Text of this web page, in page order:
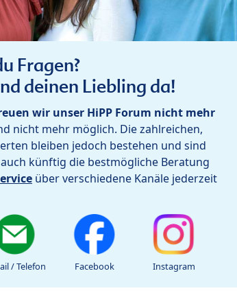
Fragen?
deinen Liebling da!
wir unser HiPP Forum nicht mehr
nicht mehr möglich. Die zahlreichen,
bleiben jedoch bestehen und sind
künftig die bestmögliche Beratung
über verschiedene Kanäle jederzeit
/ Telefon Facebook Instagram